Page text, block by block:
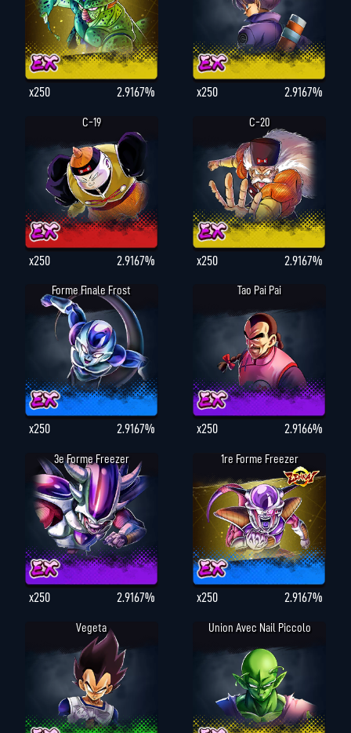
x250 2.9167% x250 2.9167%
C-19
x250 2.9167%
C-20
x250 2.9167%
Forme Finale Frost
x250 2.9167%
Tao Pai Pai
x250 2.9166%
3e Forme Freezer
x250 2.9167%
1re Forme Freezer
x250 2.9167%
Vegeta Union Avec Nail Piccolo